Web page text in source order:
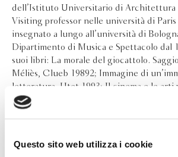
Questo sito web utilizza i cookie
dell’Istituto Universitario di Architettura
Visiting professor nelle università di
insegnato a lungo all’università di
Dipartimento di Musica e Spettacolo dal
suoi libri: La morale del giocattolo.
Méliès, Clueb 19892; Immagine di
letteratura, Utet 1993; Il cinema e le arti
2002; I leoni di Schneider. Percorsi